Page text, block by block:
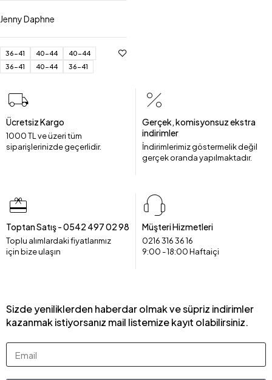
Jenny Daphne
36-41 40-44
40-44
36-41
40-44 36-41
Ücretsiz Kargo
1000 TL ve üzeri tüm
siparişlerinizde geçerlidir.
Gerçek, komisyonsuz ekstra
indirimler
İndirimlerimiz göstermelik değil
gerçek oranda yapılmaktadır.
Toptan Satış - 0542 497 02 98
Toplu alımlardaki fiyatlarımız
için bize ulaşın
Müşteri Hizmetleri
0216 316 36 16
9:00 - 18:00 Haftaiçi
Sizde yeniliklerden haberdar olmak ve süpriz indirimler
kazanmak istiyorsanız mail listemize kayıt olabilirsiniz.